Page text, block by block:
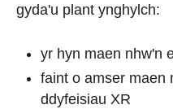
gyda'u plant ynghylch:
yr hyn maen nhw'n
faint o amser maen
ddyfeisiau XR